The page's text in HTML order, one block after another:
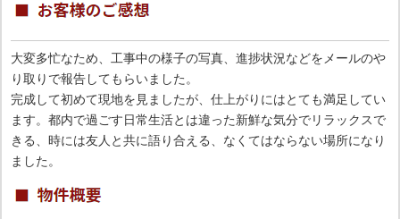
大変多忙なため、工事中の様子の写真、進捗状況などをメールのや
り取りで報告してもらいました。
完成して初めて現地を見ましたが、仕上がりにはとても満足してい
ます。都内で過ごす日常生活とは違った新鮮な気分でリラックスで
きる、時には友人と共に語り合える、なくてはならない場所になり
ました。